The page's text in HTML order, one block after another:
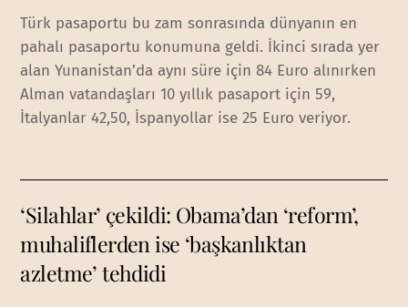
Türk pasaportu bu zam sonrasında dünyanın en
pahalı pasaportu konumuna geldi. İkinci sırada yer
alan Yunanistan’da aynı süre için 84 Euro alınırken
Alman vatandaşları 10 yıllık pasaport için 59,
İtalyanlar 42,50, İspanyollar ise 25 Euro veriyor.
‘Silahlar’ çekildi: Obama’dan ‘reform’,
muhaliflerden ise ‘başkanlıktan
azletme’ tehdidi